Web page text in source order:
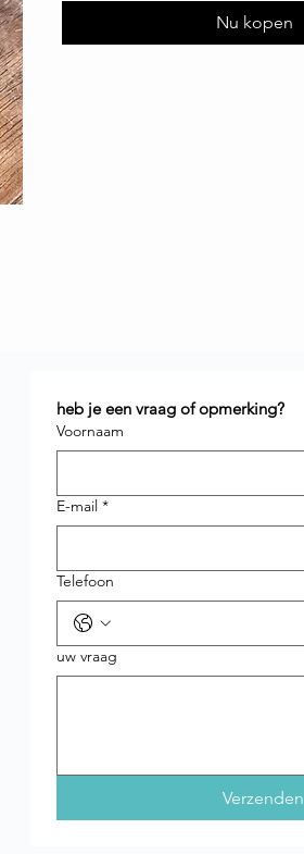
Nu kopen
heb je een vraag of opmerking?
Voornaam
E-mail *
Telefoon
uw vraag
Verzenden